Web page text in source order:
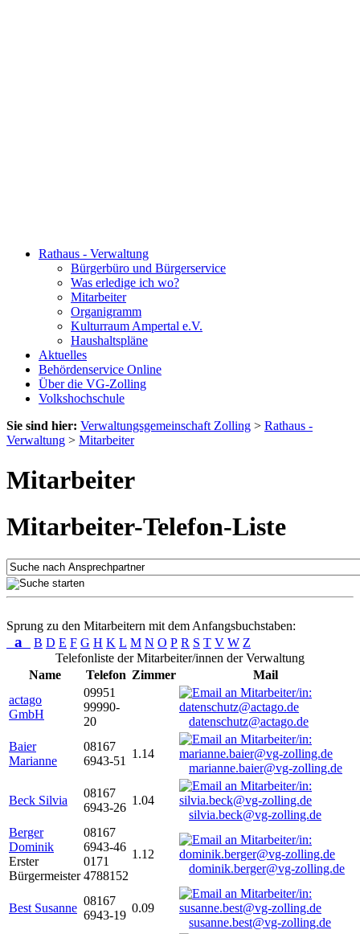
Rathaus - Verwaltung
Bürgerbüro und Bürgerservice
Was erledige ich wo?
Mitarbeiter
Organigramm
Kulturraum Ampertal e.V.
Haushaltspläne
Aktuelles
Behördenservice Online
Über die VG-Zolling
Volkshochschule
Sie sind hier: Verwaltungsgemeinschaft Zolling > Rathaus -
Verwaltung > Mitarbeiter
Mitarbeiter
Mitarbeiter-Telefon-Liste
Sprung zu den Mitarbeitern mit dem Anfangsbuchstaben:
a B D E F G H K L M N O P R S T V W Z
Telefonliste der Mitarbeiter/innen der Verwaltung
Name
Telefon Zimmer
Mail
actago
GmbH
09951
99990-
20
datenschutz@actago.de
Baier
Marianne
08167
6943-51
1.14
marianne.baier@vg-zolling.de
Beck Silvia
08167
6943-26
1.04
silvia.beck@vg-zolling.de
Berger
Dominik
Erster
Bürgermeister
08167
6943-46
0171
4788152
1.12
dominik.berger@vg-zolling.de
Best Susanne
08167
6943-19
0.09
susanne.best@vg-zolling.de